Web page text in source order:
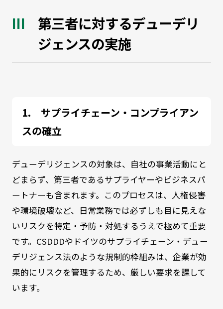
第三者に対するデューデリ
ジェンスの実施
サプライチェーン・コンプライアン
スの確立
デューデリジェンスの対象は、自社の事業活動にと
どまらず、第三者であるサプライヤーやビジネスパ
ートナーも含まれます。このプロセスは、人権侵害
や環境破壊など、日常業務では必ずしも目に見えな
いリスクを特定・予防・対処するうえで極めて重要
です。CSDDDやドイツのサプライチェーン・デュー
デリジェンス法のような規制的枠組みは、企業が効
果的にリスクを管理するため、厳しい要求を課して
います。